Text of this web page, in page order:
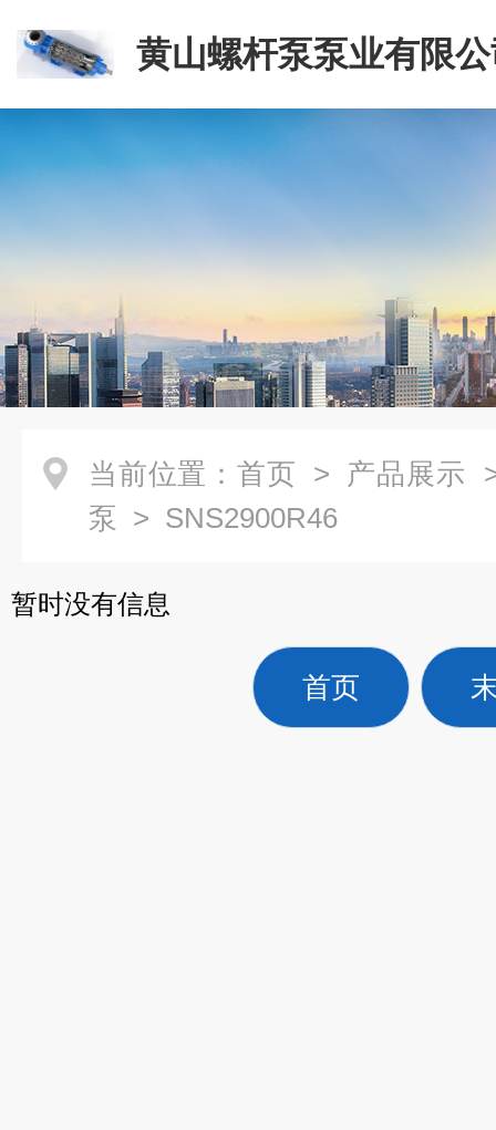
黄山螺杆泵泵业有限
当前位置： 首页 > 产品展示
泵 > SNS2900R46
暂时没有信息
首页